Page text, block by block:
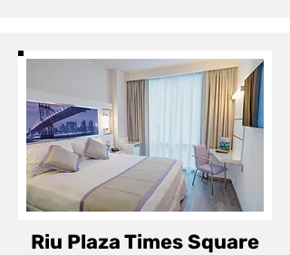
Riu Plaza Times Square‬